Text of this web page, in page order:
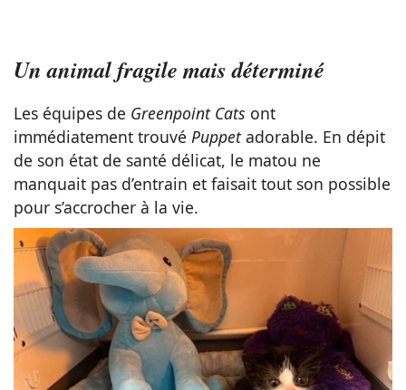
Un animal fragile mais déterminé
Les équipes de Greenpoint Cats ont
immédiatement trouvé Puppetadorable. En dépit
de son état de santé délicat, le matou ne
manquait pas d’entrain et faisait tout son possible
pour s’accrocher à la vie.